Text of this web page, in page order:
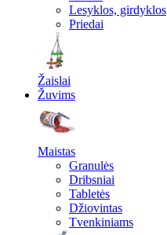
Lesyklos, girdyklos
Priedai
Žaislai
Žuvims
Maistas
Granulės
Dribsniai
Tabletės
Džiovintas
Tvenkiniams